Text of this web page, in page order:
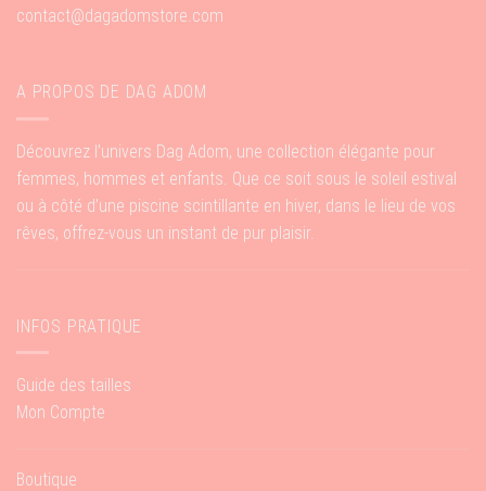
contact@dagadomstore.com
A PROPOS DE DAG ADOM
Découvrez l’univers Dag Adom, une collection élégante pour
femmes, hommes et enfants. Que ce soit sous le soleil estival
ou à côté d’une piscine scintillante en hiver, dans le lieu de vos
rêves, offrez-vous un instant de pur plaisir.
INFOS PRATIQUE
Guide des tailles
Mon Compte
Boutique